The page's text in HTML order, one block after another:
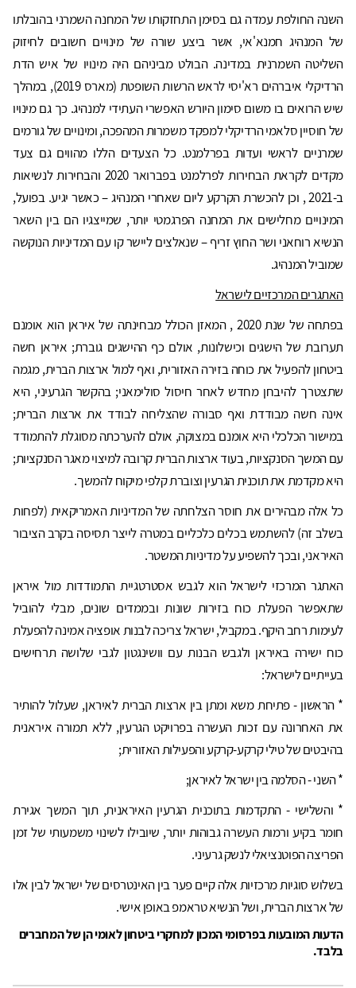
השנה החולפת עמדה גם בסימן התחזקותו של המחנה השמרני בהובלתו
של המנהיג חמנא'אי, אשר ביצע שורה של מינויים חשובים לחיזוק
השליטה השמרנית במדינה. הבולט מביניהם היה מינויו של איש הדת
הרדיקלי איברהים רא'יסי לראש הרשות השופטת (מארס 2019), במהלך
שיש הרואים בו משום סימון היורש האפשרי העתידי למנהיג. כך גם מינויו
של חוסיין סלאמי הרדיקלי למפקד משמרות המהפכה, ומינויים של גורמים
שמרניים לראשי ועדות בפרלמנט. כל הצעדים הללו מהווים גם צעד
מקדים לקראת הבחירות לפרלמנט בפברואר 2020 והבחירות לנשיאות
ב-2021 , וכן להכשרת הקרקע ליום שאחרי המנהיג – כאשר יגיע. בפועל,
המינויים מחלישים את המחנה הפרגמטי יותר, שמייצגיו הם בין השאר
הנשיא רוחאני ושר החוץ זריף – שנאלצים ליישר קו עם המדיניות הנוקשה
שמוביל המנהיג.
האתגרים המרכזיים לישראל
בפתחה של שנת 2020 , המאזן הכולל מבחינתה של איראן הוא אומנם
תערובת של הישגים וכישלונות, אולם כף ההישגים גוברת; איראן חשה
ביטחון להפעיל את כוחה בזירה האזורית, ואף למול ארצות הברית, מגמה
שתצטרך להיבחן מחדש לאחר חיסול סולימאני; בהקשר הגרעיני, היא
אינה חשה מבודדת ואף סבורה שהצליחה לבודד את ארצות הברית;
במישור הכלכלי היא אומנם במצוקה, אולם להערכתה מסוגלת להתמודד
עם המשך הסנקציות, בעוד ארצות הברית קרובה למיצוי מאגר הסנקציות;
היא מקדמת את תוכנית הגרעין וצוברת קלפי מיקוח להמשך.
כל אלה מבהירים את חוסר הצלחתה של המדיניות האמריקאית (לפחות
בשלב זה) להשתמש בכלים כלכליים במטרה לייצר תסיסה בקרב הציבור
האיראני, ובכך להשפיע על מדיניות המשטר.
האתגר המרכזי לישראל הוא לגבש אסטרטגיית התמודדות מול איראן
שתאפשר הפעלת כוח בזירות שונות ובממדים שונים, מבלי להוביל
לעימות רחב היקף. במקביל, ישראל צריכה לבנות אופציה אמינה להפעלת
כוח ישירה באיראן ולגבש הבנות עם וושינגטון לגבי שלושה תרחישים
בעייתיים לישראל:
* הראשון - פתיחת משא ומתן בין ארצות הברית לאיראן, שעלול להותיר
את האחרונה עם זכות העשרה בפרויקט הגרעין, ללא תמורה איראנית
בהיבטים של טילי קרקע-קרקע והפעילות האזורית;
* השני - הסלמה בין ישראל לאיראן;
* והשלישי - התקדמות בתוכנית הגרעין האיראנית, תוך המשך אגירת
חומר בקיע ורמות העשרה גבוהות יותר, שיובילו לשינוי משמעותי של זמן
הפריצה הפוטנציאלי לנשק גרעיני.
בשלוש סוגיות מרכזיות אלה קיים פער בין האינטרסים של ישראל לבין אלו
של ארצות הברית, ושל הנשיא טראמפ באופן אישי.
הדעות המובעות בפרסומי המכון למחקרי ביטחון לאומי הן של המחברים
בלבד.